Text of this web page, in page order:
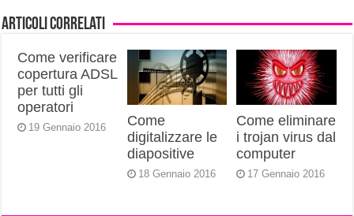
Articoli correlati
Come verificare
copertura ADSL
per tutti gli
operatori
19 Gennaio 2016
Come
digitalizzare le
diapositive
18 Gennaio 2016
Come eliminare
i trojan virus dal
computer
17 Gennaio 2016